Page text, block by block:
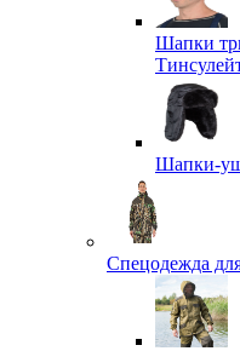
Шапки
Шапки-
Спецодежда